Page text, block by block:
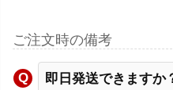
ご注文時の備考
即日発送できますか